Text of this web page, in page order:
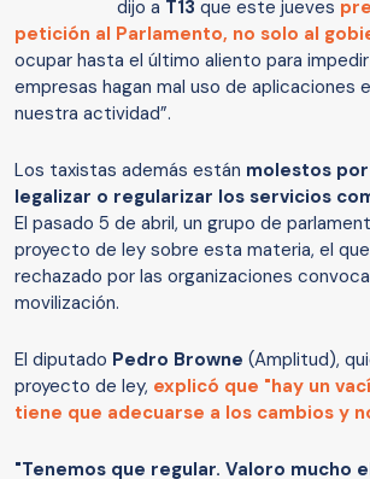
dijo a T13 que este jueves
petición al Parlamento, no solo al
ocupar hasta el último aliento para
empresas hagan mal uso de aplicaciones
nuestra actividad”.
Los taxistas además están molestos
legalizar o regularizar los servicios
El pasado 5 de abril, un grupo de
proyecto de ley sobre esta materia, el
rechazado por las organizaciones
movilización.
El diputado Pedro Browne (Amplitud),
proyecto de ley, explicó que "hay un
tiene que adecuarse a los cambios y
"Tenemos que regular. Valoro mucho